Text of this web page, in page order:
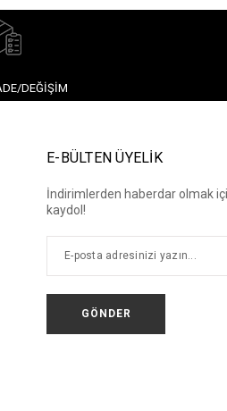
DEĞIŞIM
E-BÜLTEN ÜYELİK
İndirimlerden haberdar olmak
kaydol!
GÖNDER